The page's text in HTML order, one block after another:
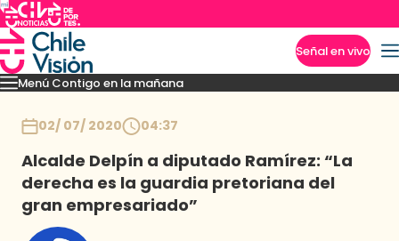
Señal en vivo
Menú Contigo en la mañana
MomentosReportajesDenunciasPolicialPolíticaEspectáculo
02/ 07/ 2020 04:37
Alcalde Delpín a diputado Ramírez: “La
derecha es la guardia pretoriana del
gran empresariado”
Imperdibles